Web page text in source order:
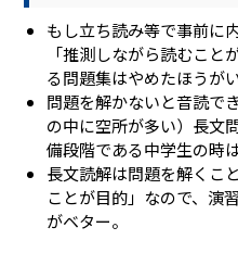
もし立ち読み等で事前に
「推測しながら読むこと
る問題集はやめたほうが
問題を解かないと音読で
の中に空所が多い）長文
備段階である中学生の時
長文読解は問題を解くこ
ことが目的」なので、演
がベター。